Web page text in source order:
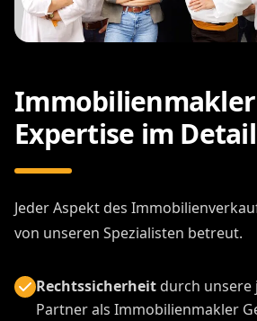
Expertise im Detail
Jeder Aspekt des
von unseren Spezialisten betreut.
Rechtssicherheitdurch unsere
Partner als Immobilienmakler